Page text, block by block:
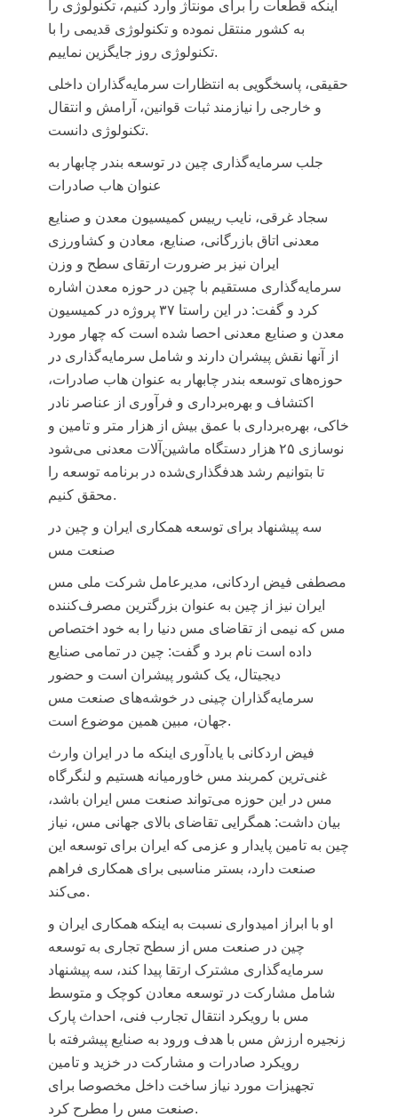
اینکه قطعات را برای مونتاژ وارد کنیم، تکنولوژی را
به کشور منتقل نموده و تکنولوژی قدیمی را با
تکنولوژی روز جایگزین نماییم.
حقیقی، پاسخگویی به انتظارات سرمایه‌گذاران داخلی
و خارجی را نیازمند ثبات قوانین، آرامش و انتقال
تکنولوژی دانست.
جلب سرمایه‌گذاری چین در توسعه بندر چابهار به
عنوان هاب صادرات
سجاد غرقی، نایب رییس کمیسیون معدن و صنایع
معدنی اتاق بازرگانی، صنایع، معادن و کشاورزی
ایران نیز بر ضرورت ارتقای سطح و وزن
سرمایه‌گذاری مستقیم با چین در حوزه معدن اشاره
کرد و گفت: در این راستا ۳۷ پروژه در کمیسیون
معدن و صنایع معدنی احصا شده است که چهار مورد
از آنها نقش پیشران دارند و شامل سرمایه‌گذاری در
حوزه‌های توسعه بندر چابهار به عنوان هاب صادرات،
اکتشاف و بهره‌برداری و فرآوری از عناصر نادر
خاکی، بهره‌برداری با عمق بیش از هزار متر و تامین و
نوسازی ۲۵ هزار دستگاه ماشین‌آلات معدنی می‌شود
تا بتوانیم رشد هدفگذاری‌شده در برنامه توسعه را
محقق کنیم.
سه پیشنهاد برای توسعه همکاری ایران و چین در
صنعت مس
مصطفی فیض اردکانی، مدیرعامل شرکت ملی مس
ایران نیز از چین به عنوان بزرگترین مصرف‌کننده
مس که نیمی از تقاضای مس دنیا را به خود اختصاص
داده است نام برد و گفت: چین در تمامی صنایع
دیجیتال، یک کشور پیشران است و حضور
سرمایه‌گذاران چینی در خوشه‌های صنعت مس
جهان، مبین همین موضوع است.
فیض اردکانی با یادآوری اینکه ما در ایران وارث
غنی‌ترین کمربند مس خاورمیانه هستیم و لنگرگاه
مس در این حوزه می‌تواند صنعت مس ایران باشد،
بیان داشت: همگرایی تقاضای بالای جهانی مس، نیاز
چین به تامین پایدار و عزمی که ایران برای توسعه این
صنعت دارد، بستر مناسبی برای همکاری فراهم
می‌کند.
او با ابراز امیدواری نسبت به اینکه همکاری ایران و
چین در صنعت مس از سطح تجاری به توسعه
سرمایه‌گذاری مشترک ارتقا پیدا کند، سه پیشنهاد
شامل مشارکت در توسعه معادن کوچک و متوسط
مس با رویکرد انتقال تجارب فنی، احداث پارک
زنجیره ارزش مس با هدف ورود به صنایع پیشرفته با
رویکرد صادرات و مشارکت در خزید و تامین
تجهیزات مورد نیاز ساخت داخل مخصوصا برای
صنعت مس را مطرح کرد.